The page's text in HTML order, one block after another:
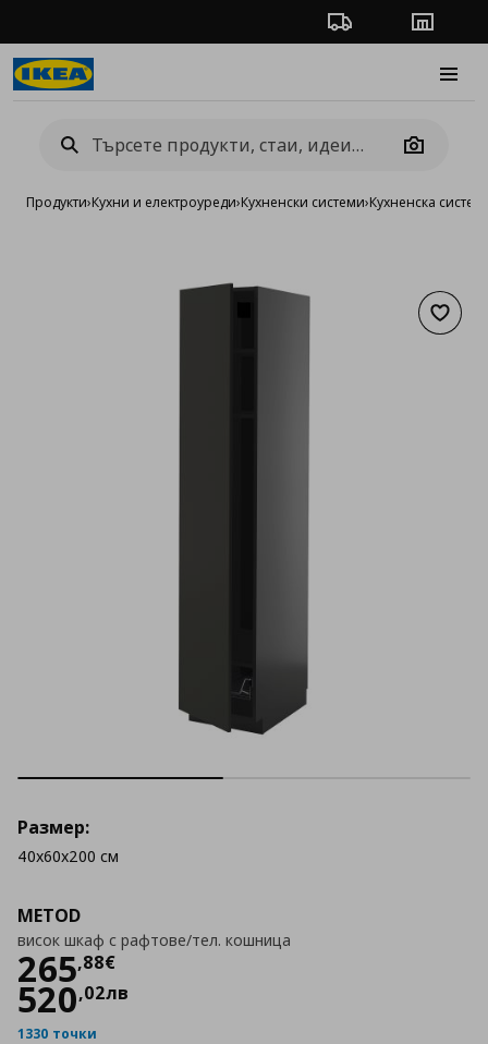
Проследяване на
Camera
Продукти›Кухни и електроуреди›Кухненски системи›Кухненска
METOD
висок шкаф с рафтове/тел. кошница
265,88€
Цена
520,02лв
1330 точки
Размер:
40x60x200 см